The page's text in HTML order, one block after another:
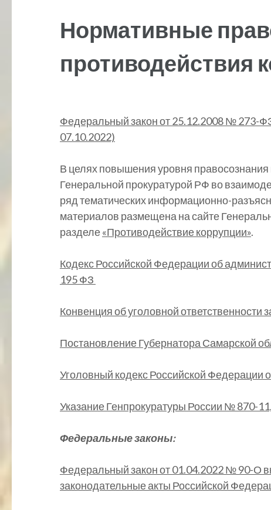
Нормативные
противодействия
Федеральный закон от 25.12.2008 № 273-
07.10.2022)
В целях повышения уровня
Генеральной прокуратурой РФ во
ряд тематических информационно-
материалов размещена на сайте
разделе«Противодействие коррупции».
Кодекс Российской Федерации об
195 ФЗ
Конвенция об уголовной ответственности
Постановление Губернатора Самарской
Уголовный кодекс Российской Федерации
Указание Генпрокуратуры России № 870-
Федеральные законы:
Федеральный закон от 01.04.2022 № 90-О
законодательные акты Российской